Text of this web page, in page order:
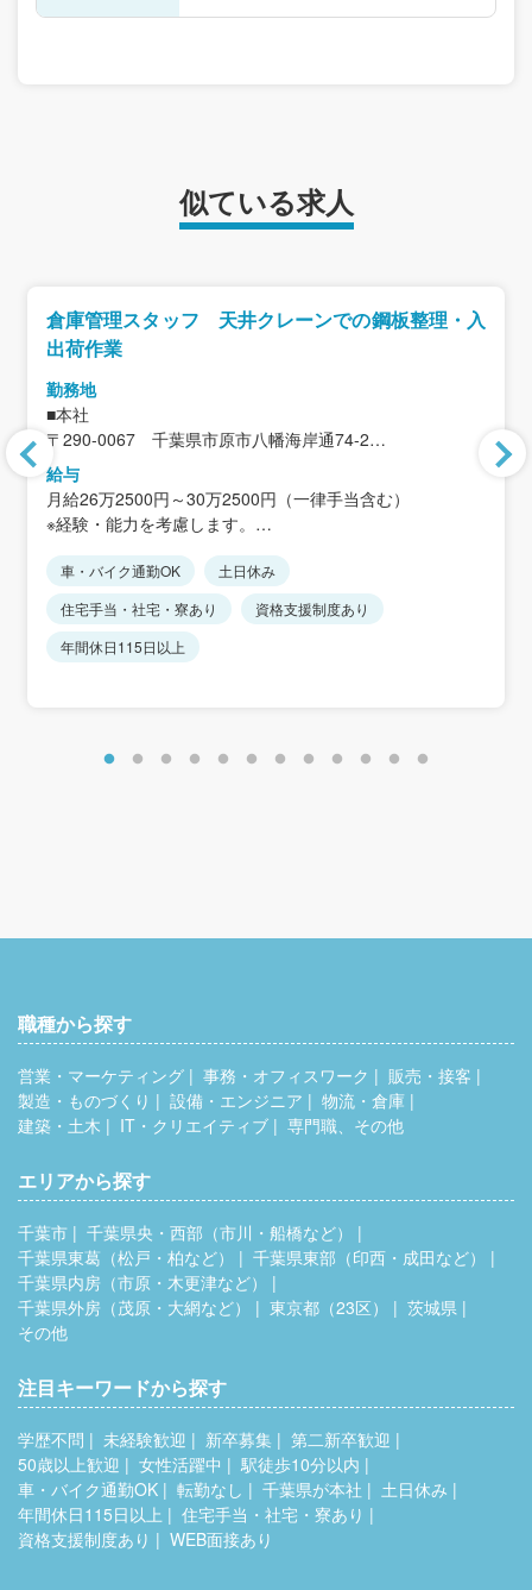
似ている求人
倉庫管理スタッフ 天井クレーンでの鋼板整理・入
出荷作業
勤務地
■本社
〒290-0067 千葉県市原市八幡海岸通74-2
＜アクセス＞
JR内房線「八幡宿駅」徒歩15分
※車通勤可能
※駐車場あり（月500円）
★転勤：無
※入社後すぐに市原市内にある子会社の鉄鋼運輸株式会社
へ出向しての勤務となります。
給与
月給26万2500円～30万2500円（一律手当含む）
※経験・能力を考慮します。
■賞与年2回
賞与実績：4.58ヶ月分（前年度実績）
■昇給あり
今年度昇給実績額：1ヶ月あたり1万5000円
残業手当：残業時間に応じて別途支給
車・バイク通勤OK
土日休み
住宅手当・社宅・寮あり
資格支援制度あり
年間休日115日以上
職種から探す
営業・マーケティング 事務・オフィスワーク
販売・接客
製造・ものづくり
設備・エンジニア
物流・倉庫
建築・土木
IT・クリエイティブ 専門職、その他
エリアから探す
千葉市
千葉県央・西部（市川・船橋など）
千葉県東葛（松戸・柏など）
千葉県東部（印西・成田など）
千葉県内房（市原・木更津など）
千葉県外房（茂原・大網など）
東京都（23区）
茨城県
その他
注目キーワードから探す
学歴不問 未経験歓迎 新卒募集
第二新卒歓迎
50歳以上歓迎
女性活躍中
駅徒歩10分以内
車・バイク通勤OK
転勤なし 千葉県が本社
土日休み
年間休日115日以上
住宅手当・社宅・寮あり
資格支援制度あり
WEB面接あり